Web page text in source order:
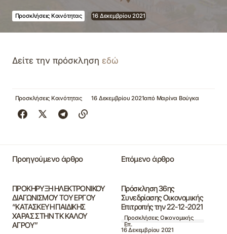
Προσκλήσεις Κοινότητας 16 Δεκεμβρίου 2021
Δείτε την πρόσκληση εδώ
Προσκλήσεις Κοινότητας 16 Δεκεμβρίου 2021από Μαρίνα Βούγκα
Προηγούμενο άρθρο
ΠΡΟΚΗΡΥΞΗ ΗΛΕΚΤΡΟΝΙΚΟΥ
ΔΙΑΓΩΝΙΣΜΟΥ ΤΟΥ ΕΡΓΟΥ
“ΚΑΤΑΣΚΕΥΗ ΠΑΙΔΙΚΗΣ
ΧΑΡΑΣ ΣΤΗΝ ΤΚ ΚΑΛΟΥ
ΑΓΡΟΥ”
Επόμενο άρθρο
Πρόσκληση 36ης
Συνεδρίασης Οικονομικής
Επιτροπής την 22-12-2021
Προσκλήσεις Οικονομικής
Επ.
16 Δεκεμβρίου 2021